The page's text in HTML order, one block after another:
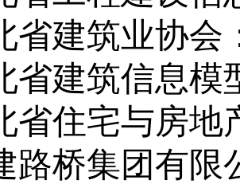
省建筑业协会
省建筑信息模
省住宅与房地
路桥集团有限